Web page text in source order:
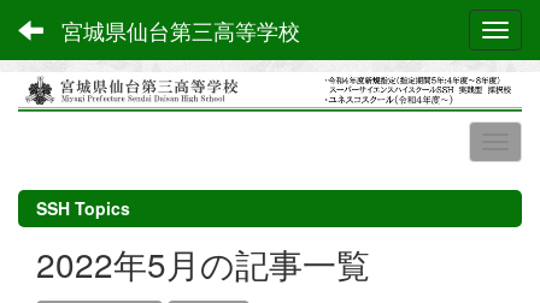
宮城県仙台第三高等学校
SSH Topics
2022年5月の記事一覧